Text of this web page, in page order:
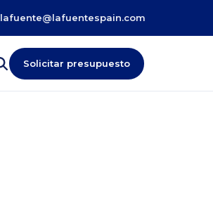
lafuente@lafuentespain.com
Solicitar presupuesto